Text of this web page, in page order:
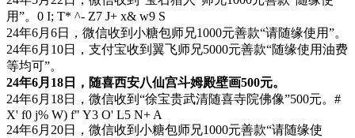
用”。 0 I; T* ^- Z7 J+ x& w9 S
24年6月6日，微信收到小糖包师兄1000元善款“请随缘使用”。
24年6月10日，支付宝收到翼飞师兄5000元善款“随缘使用油费
等均可”。
24年6月18日，随喜西安八仙宫斗姆殿壁画500元。
24年6月18日，微信收到“徐宝贵武清随喜寺院佛像”500元。 #
X' f0 j% W) f" Y3 O' L5 N+ A
24年6月20日，微信收到小糖包师兄1000元善款“请随缘使